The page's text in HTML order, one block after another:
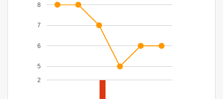
2
5
6
7
8